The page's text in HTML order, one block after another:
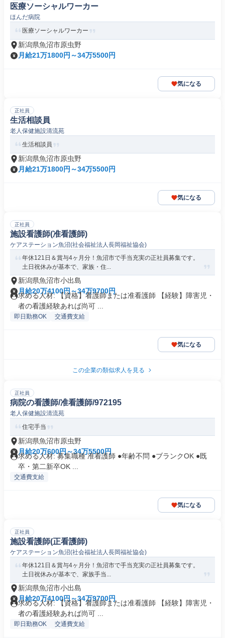
医療ソーシャルワーカー
ほんだ病院
医療ソーシャルワーカー
新潟県魚沼市原虫野
月給21万1800円～34万5500円
気になる
正社員
生活相談員
老人保健施設清流苑
生活相談員
新潟県魚沼市原虫野
月給21万1800円～34万5500円
気になる
正社員
施設看護師(准看護師)
ケアステーション魚沼(社会福祉法人長岡福祉協会)
年休121日＆賞与4ヶ月分！魚沼市で手当充実の正社員募集です。
土日祝休みが基本で、家族・住...
新潟県魚沼市小出島
月給20万4100円～34万9700円
求める人材: 【資格】看護師または准看護師 【経験】障害児・
者の看護経験あれば尚可 ...
即日勤務OK 交通費支給
気になる
この企業の類似求人を見る
正社員
病院の看護師/准看護師/972195
老人保健施設清流苑
住宅手当
新潟県魚沼市原虫野
月給20万600円～34万5500円
求める人材: 募集職種 准看護師 ●年齢不問 ●ブランクOK ●既
卒・第二新卒OK ...
交通費支給
気になる
正社員
施設看護師(正看護師)
ケアステーション魚沼(社会福祉法人長岡福祉協会)
年休121日＆賞与4ヶ月分！魚沼市で手当充実の正社員募集です。
土日祝休みが基本で、家族手当...
新潟県魚沼市小出島
月給20万4100円～34万9700円
求める人材: 【資格】看護師または准看護師 【経験】障害児・
者の看護経験あれば尚可 ...
即日勤務OK 交通費支給